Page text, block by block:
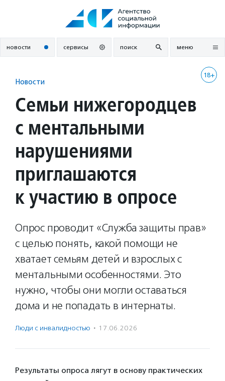
новости сервисы поиск меню
18+
Новости
Семьи нижегородцев
с ментальными
нарушениями
приглашаются
к участию в опросе
Опрос проводит «Служба защиты прав»
с целью понять, какой помощи не
хватает семьям детей и взрослых с
ментальными особенностями. Это
нужно, чтобы они могли оставаться
дома и не попадать в интернаты.
Люди с инвалидностью · 17.06.2026
Результаты опроса лягут в основу практических